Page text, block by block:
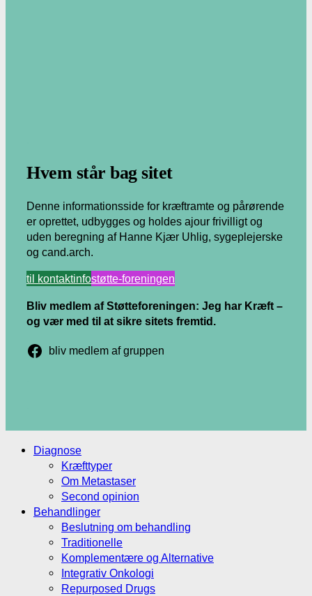
Hvem står bag sitet
Denne informationsside for kræftramte og pårørende
er oprettet, udbygges og holdes ajour frivilligt og
uden beregning af Hanne Kjær Uhlig, sygeplejerske
og cand.arch.
til kontaktinfostøtte-foreningen
Bliv medlem af Støtteforeningen: Jeg har Kræft –
og vær med til at sikre sitets fremtid.
bliv medlem af gruppen
Diagnose
Kræfttyper
Om Metastaser
Second opinion
Behandlinger
Beslutning om behandling
Traditionelle
Komplementære og Alternative
Integrativ Onkologi
Repurposed Drugs